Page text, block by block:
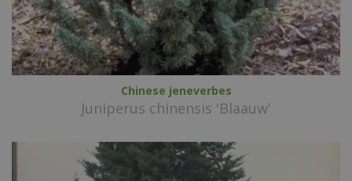
Chinese jeneverbes
Juniperus chinensis 'Blaauw'